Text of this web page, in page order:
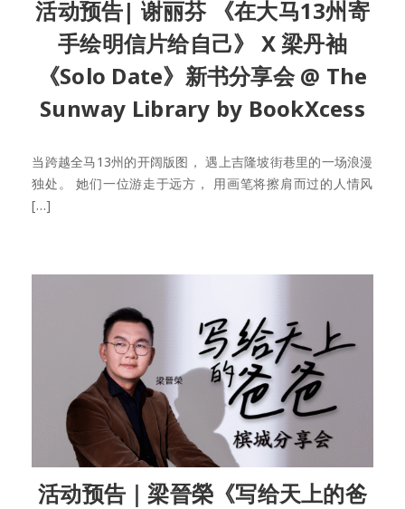
活动预告| 谢丽芬 《在大马13州寄
手绘明信片给自己》 X 梁丹袖
《Solo Date》新书分享会 @ The
Sunway Library by BookXcess
当跨越全马13州的开阔版图， 遇上吉隆坡街巷里的一场浪漫
独处。 她们一位游走于远方， 用画笔将擦肩而过的人情风
[…]
活动预告｜梁晉榮《写给天上的爸